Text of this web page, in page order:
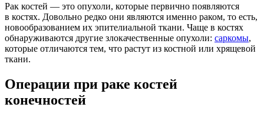
Рак костей — это опухоли, которые первично появляются
в костях. Довольно редко они являются именно раком, то есть,
новообразованием их эпителиальной ткани. Чаще в костях
обнаруживаются другие злокачественные опухоли: саркомы,
которые отличаются тем, что растут из костной или хрящевой
ткани.
Операции при раке костей
конечностей